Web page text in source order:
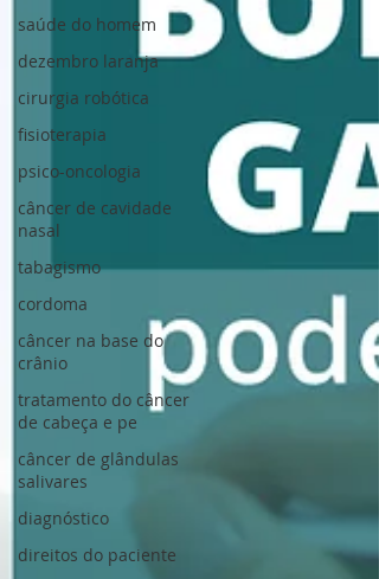
saúde do homem
dezembro laranja
cirurgia robótica
fisioterapia
psico-oncologia
câncer de cavidade
nasal
tabagismo
cordoma
câncer na base do
crânio
tratamento do câncer
de cabeça e pe
câncer de glândulas
salivares
diagnóstico
direitos do paciente